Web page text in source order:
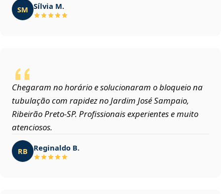
SM Sílvia M.
Chegaram no horário e solucionaram o bloqueio na
tubulação com rapidez no Jardim José Sampaio,
Ribeirão Preto‑SP. Profissionais experientes e muito
atenciosos.
RB Reginaldo B.